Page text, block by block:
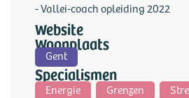
- Vallei-coach opleiding 2022
Website
Woonplaats
Gent
Specialismen
Energie Grenzen